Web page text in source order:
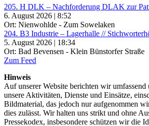
205. H DLK – Nachforderung DLAK zur
6. August 2026 | 8:52
Ort: Nienwohlde - Zum Sowelaken
204. B3 Industrie – Lagerhalle //
5. August 2026 | 18:34
Ort: Bad Bevensen - Klein Bünstorfer Straße
Zum Feed
Hinweis
Auf unserer Website berichten wir umfassend
unsere Aktivitäten, Dienste und Einsätze,
Bildmaterial, das jedoch nur aufgenommen
dies zulässt. Wir halten uns strikt und ohne
Pressekodex, insbesondere schützen wir die